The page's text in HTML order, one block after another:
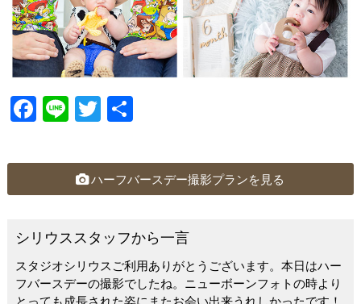
F
c
o
o
k
Li
e
T
tt
er
ハーフバースデー撮影プランを見る
シリウススタッフから一言
スタジオシリウスご利用ありがとうございます。本日はハー
フバースデーの撮影でしたね。ニューボーンフォトの時より
とっても成長された姿にまたお会い出来うれしかったです！